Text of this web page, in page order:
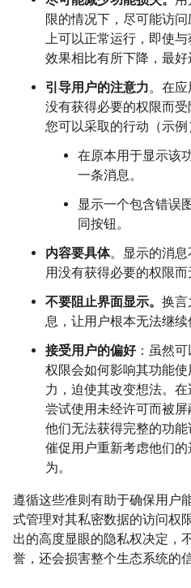
限的情况下，尽可能访
上可以正常运行，即使
效果相比有所下降，最好
引导用户的注意力。在
没有获得必要的权限而受
您可以采取的行动（示例
在原本用于显示该
一条消息。
显示一个包含错误
同按钮。
内容要具体。显示的消
用没有获得必要的权限而
不要阻止界面显示。 换言
息，让用户根本无法继续
接受用户的偏好：虽然
权限会如何影响其功能
力，迫使其改变想法。
尝试使用未经许可而被
他们无法获得完整的功
催促用户重新考虑他们
为。
遵循这些准则有助于确保用户
式管理对其私密数据的访问权
出的高度显眼的隐私权决定，
誉，还会损害整个生态系统的